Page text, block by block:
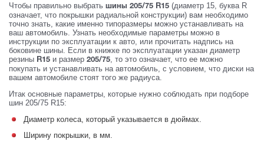
Чтобы правильно выбрать шины 205/75 R15 (диаметр 15, буква R
означает, что покрышки радиальной конструкции) вам необходимо
точно знать, какие именно типоразмеры можно устанавливать на
ваш автомобиль. Узнать необходимые параметры можно в
инструкции по эксплуатации к авто, или прочитать надпись на
боковине шины. Если в книжке по эксплуатации указан диаметр
резины R15 и размер 205/75
, то это означает, что ее можно
покупать и устанавливать на автомобиль, с условием, что диски на
вашем автомобиле стоят того же радиуса.
Итак основные параметры, которые нужно соблюдать при подборе
шин 205/75 R15:
Диаметр колеса, который указывается в дюймах.
Ширину покрышки, в мм.